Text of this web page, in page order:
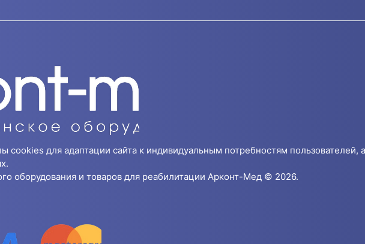
cookies для адаптации сайта к индивидуальным потребностям пользователей,
оборудования и товаров для реабилитации Арконт-Мед © 2026.